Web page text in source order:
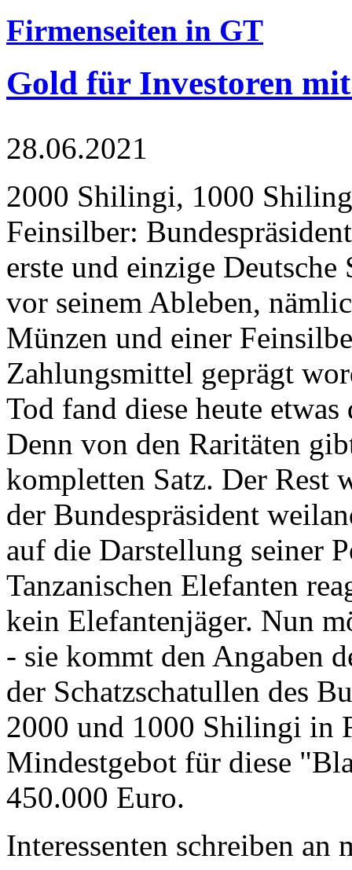
Firmenseiten in GT
Gold für Investoren
28.06.2021
2000 Shilingi, 1000
Feinsilber:
erste und einzige Deutsche
vor seinem Ableben,
Münzen und einer
Zahlungsmittel geprägt
Tod fand diese heute
Denn von den Raritäten
kompletten Satz. Der Rest
der Bundespräsident
auf die Darstellung seiner
Tanzanischen Elefanten
kein Elefantenjäger. Nun
- sie kommt den Angaben
der Schatzschatullen des
2000 und 1000 Shilingi in
Mindestgebot für diese
450.000 Euro.
Interessenten schreiben